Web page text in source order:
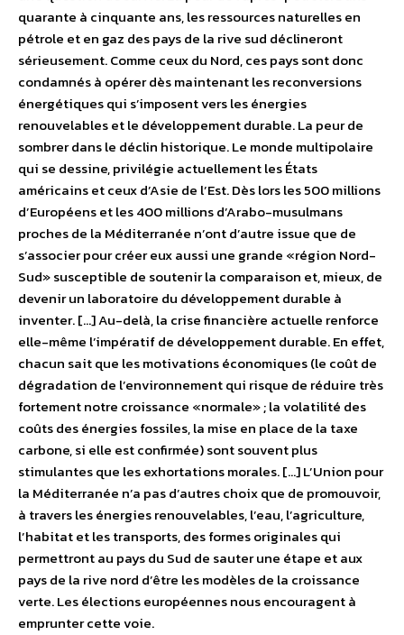
quarante à cinquante ans, les ressources naturelles en
pétrole et en gaz des pays de la rive sud déclineront
sérieusement. Comme ceux du Nord, ces pays sont donc
condamnés à opérer dès maintenant les reconversions
énergétiques qui s’imposent vers les énergies
renouvelables et le développement durable. La peur de
sombrer dans le déclin historique. Le monde multipolaire
qui se dessine, privilégie actuellement les États
américains et ceux d’Asie de l’Est. Dès lors les 500 millions
d’Européens et les 400 millions d’Arabo-musulmans
proches de la Méditerranée n’ont d’autre issue que de
s’associer pour créer eux aussi une grande «région Nord-
Sud» susceptible de soutenir la comparaison et, mieux, de
devenir un laboratoire du développement durable à
inventer. […] Au-delà, la crise financière actuelle renforce
elle-même l’impératif de développement durable. En effet,
chacun sait que les motivations économiques (le coût de
dégradation de l’environnement qui risque de réduire très
fortement notre croissance «normale» ; la volatilité des
coûts des énergies fossiles, la mise en place de la taxe
carbone, si elle est confirmée) sont souvent plus
stimulantes que les exhortations morales. […] L’Union pour
la Méditerranée n’a pas d’autres choix que de promouvoir,
à travers les énergies renouvelables, l’eau, l’agriculture,
l’habitat et les transports, des formes originales qui
permettront au pays du Sud de sauter une étape et aux
pays de la rive nord d’être les modèles de la croissance
verte. Les élections européennes nous encouragent à
emprunter cette voie.